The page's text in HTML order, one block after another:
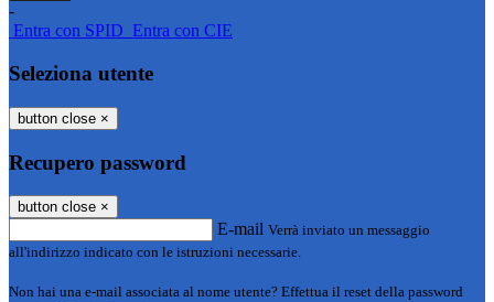
-
Entra con SPID Entra con CIE
Seleziona utente
button close ×
Recupero password
button close ×
E-mail Verrà inviato un messaggio
all'indirizzo indicato con le istruzioni necessarie.
Non hai una e-mail associata al nome utente? Effettua il reset della password